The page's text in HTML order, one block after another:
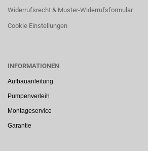
Widerrufsrecht & Muster-Widerrufsformular
Cookie Einstellungen
INFORMATIONEN
Aufbauanleitung
Pumpenverleih
Montageservice
Garantie